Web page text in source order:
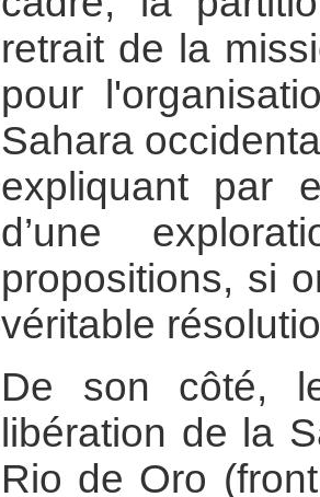
retrait de la
pour
Sahara
expliquant par
d’une
propositions, si
véritable
De son côté,
libération de la
Rio de Oro